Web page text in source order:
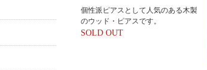
個性派ピアスとして人気のある木製
のウッド・ピアスです。
SOLD OUT